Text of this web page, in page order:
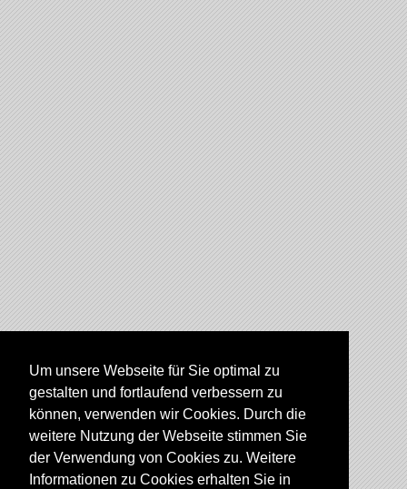
Um unsere Webseite für Sie optimal zu
gestalten und fortlaufend verbessern zu
können, verwenden wir Cookies. Durch die
weitere Nutzung der Webseite stimmen Sie
der Verwendung von Cookies zu. Weitere
Informationen zu Cookies erhalten Sie in